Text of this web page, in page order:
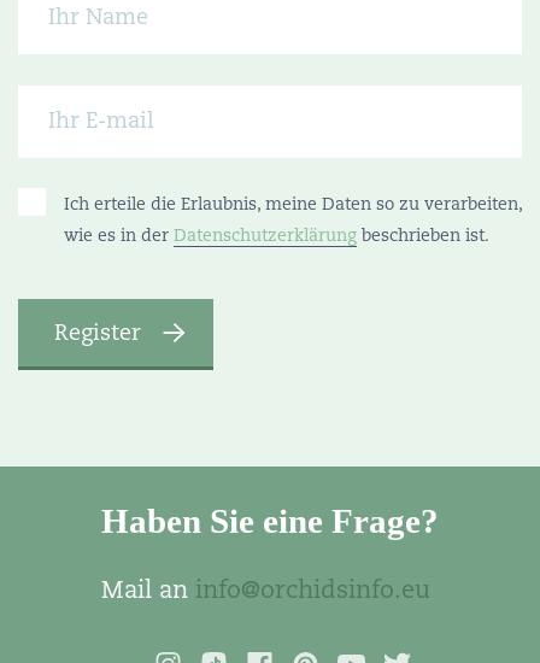
Ich erteile die Erlaubnis, meine Daten so zu verarbeiten,
wie es in der Datenschutzerklärung beschrieben ist.
Haben Sie eine Frage?
Mail an info@orchidsinfo.eu